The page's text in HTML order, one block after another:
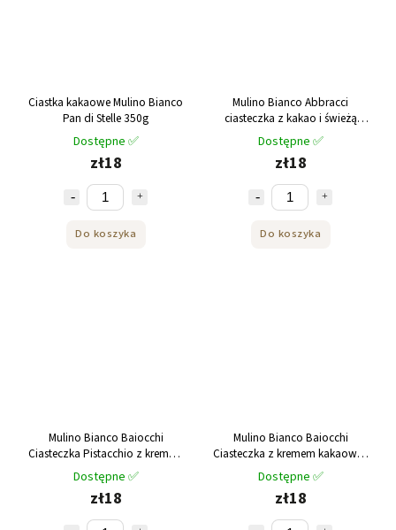
Ciastka kakaowe Mulino Bianco
Pan di Stelle 350g
Dostępne ✅
zł18
Do koszyka
Mulino Bianco Abbracci
ciasteczka z kakao i świeżą
śmietanką 350g
Dostępne ✅
zł18
Do koszyka
Mulino Bianco Baiocchi
Ciasteczka Pistacchio z kremem
pistacjowym 240g
Dostępne ✅
zł18
Mulino Bianco Baiocchi
Ciasteczka z kremem kakaowo-
orzechowym 260g
Dostępne ✅
zł18